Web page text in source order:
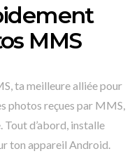
MMS
ta meilleure alliée pour
photos reçues par MMS,
d’abord, installe
ton appareil Android.